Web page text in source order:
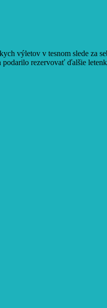
výletov v tesnom slede za
rezervovať ďalšie